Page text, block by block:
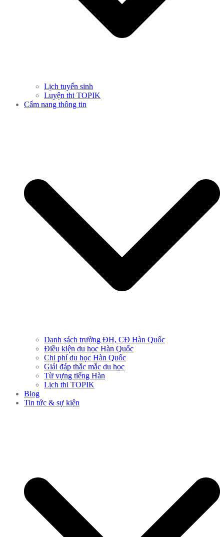
Lịch tuyển sinh
Luyện thi TOPIK
Cẩm nang thông tin
Danh sách trường ĐH, CĐ Hàn Quốc
Điều kiện du học Hàn Quốc
Chi phí du học Hàn Quốc
Giải đáp thắc mắc du học
Từ vựng tiếng Hàn
Lịch thi TOPIK
Blog
Tin tức & sự kiện